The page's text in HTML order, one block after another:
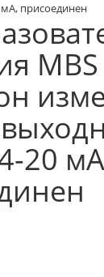
присоединен
20